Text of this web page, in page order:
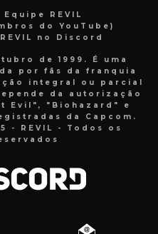
Equipe REVIL
do YouTube)
REVIL no Discord
de 1999. É uma
por fãs da franquia
integral ou parcial
da autorização
Evil", "Biohazard" e
da Capcom.
- REVIL - Todos os